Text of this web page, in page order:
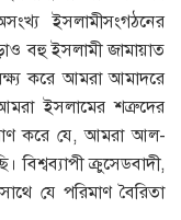
ইসলামীসংগঠনের
বহু ইসলামী জামায়াত
করে আমরা আমাদরে
ইসলামের শত্রুদের
করে যে, আমরা আল-
বিশ্বব্যাপী ক্রুসেডবাদী,
যে পরিমাণ বৈরিতা